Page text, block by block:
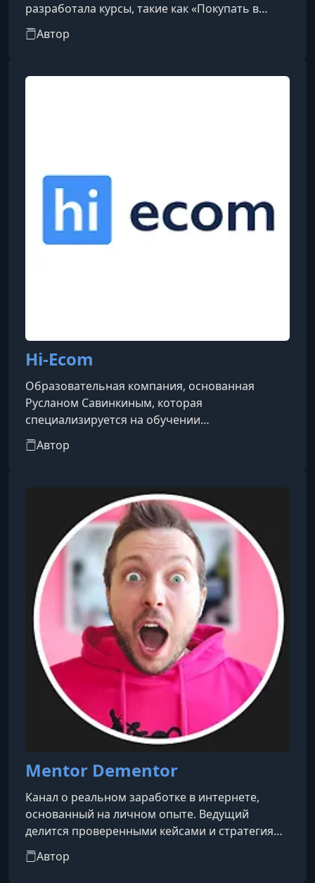
разработала курсы, такие как «Покупать в
Китае легко» и «Экономия с Китаем 2.0»,
которые помогают освоить процесс заказа
Автор
Hi-Ecom
Образовательная компания, основанная
Русланом Савинкиным, которая
специализируется на обучении
предпринимателей работе с платформами
Amazon и Shopify. Компания помогает
международных рынках. Учебные программы
основываются на практическом опыте
основателей и включают разработку брендов,
запуск на торговых платформах и анализ
успешных бизнес-кейсов. Также предлагаются
инвестици
Автор
Mentor Dementor
Канал о реальном заработке в интернете,
основанный на личном опыте. Ведущий
делится проверенными кейсами и стратегиями
для таких платформ, как Etsy, Amazon, Fiverr,
Upwork, Shopify, а также методами заработка с
Автор